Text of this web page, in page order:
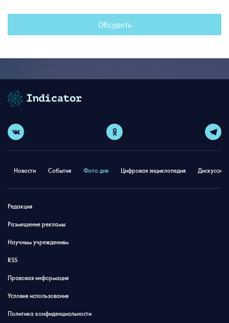
Обсудить
Новости События Фото дня Цифровая энциклопедия
Редакция
Размещение рекламы
Научным учреждениям
RSS
Правовая информация
Условия использования
Политика конфиденциальности